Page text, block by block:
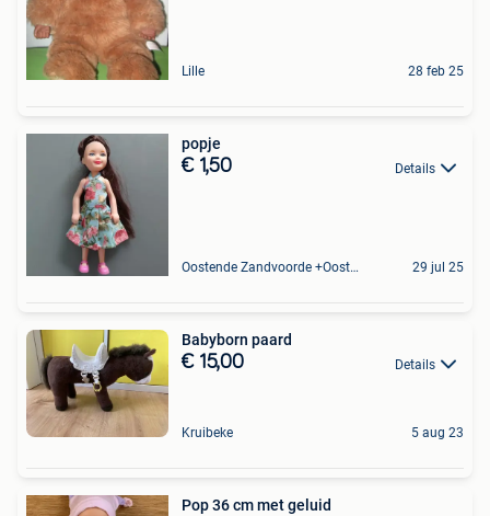
Lille 28 feb 25
popje
€ 1,50 Details
Oostende Zandvoorde +Oostende 29 jul 25
Babyborn paard
€ 15,00 Details
Kruibeke 5 aug 23
Pop 36 cm met geluid